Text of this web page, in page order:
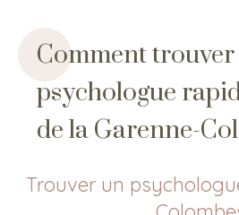
Comment
psychologue
de la Garenne-
Trouver un